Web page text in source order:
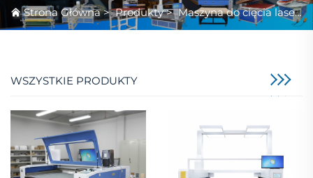
Strona Główna>Produkty>Maszyna do cięcia laserowego
WSZYSTKIE PRODUKTY